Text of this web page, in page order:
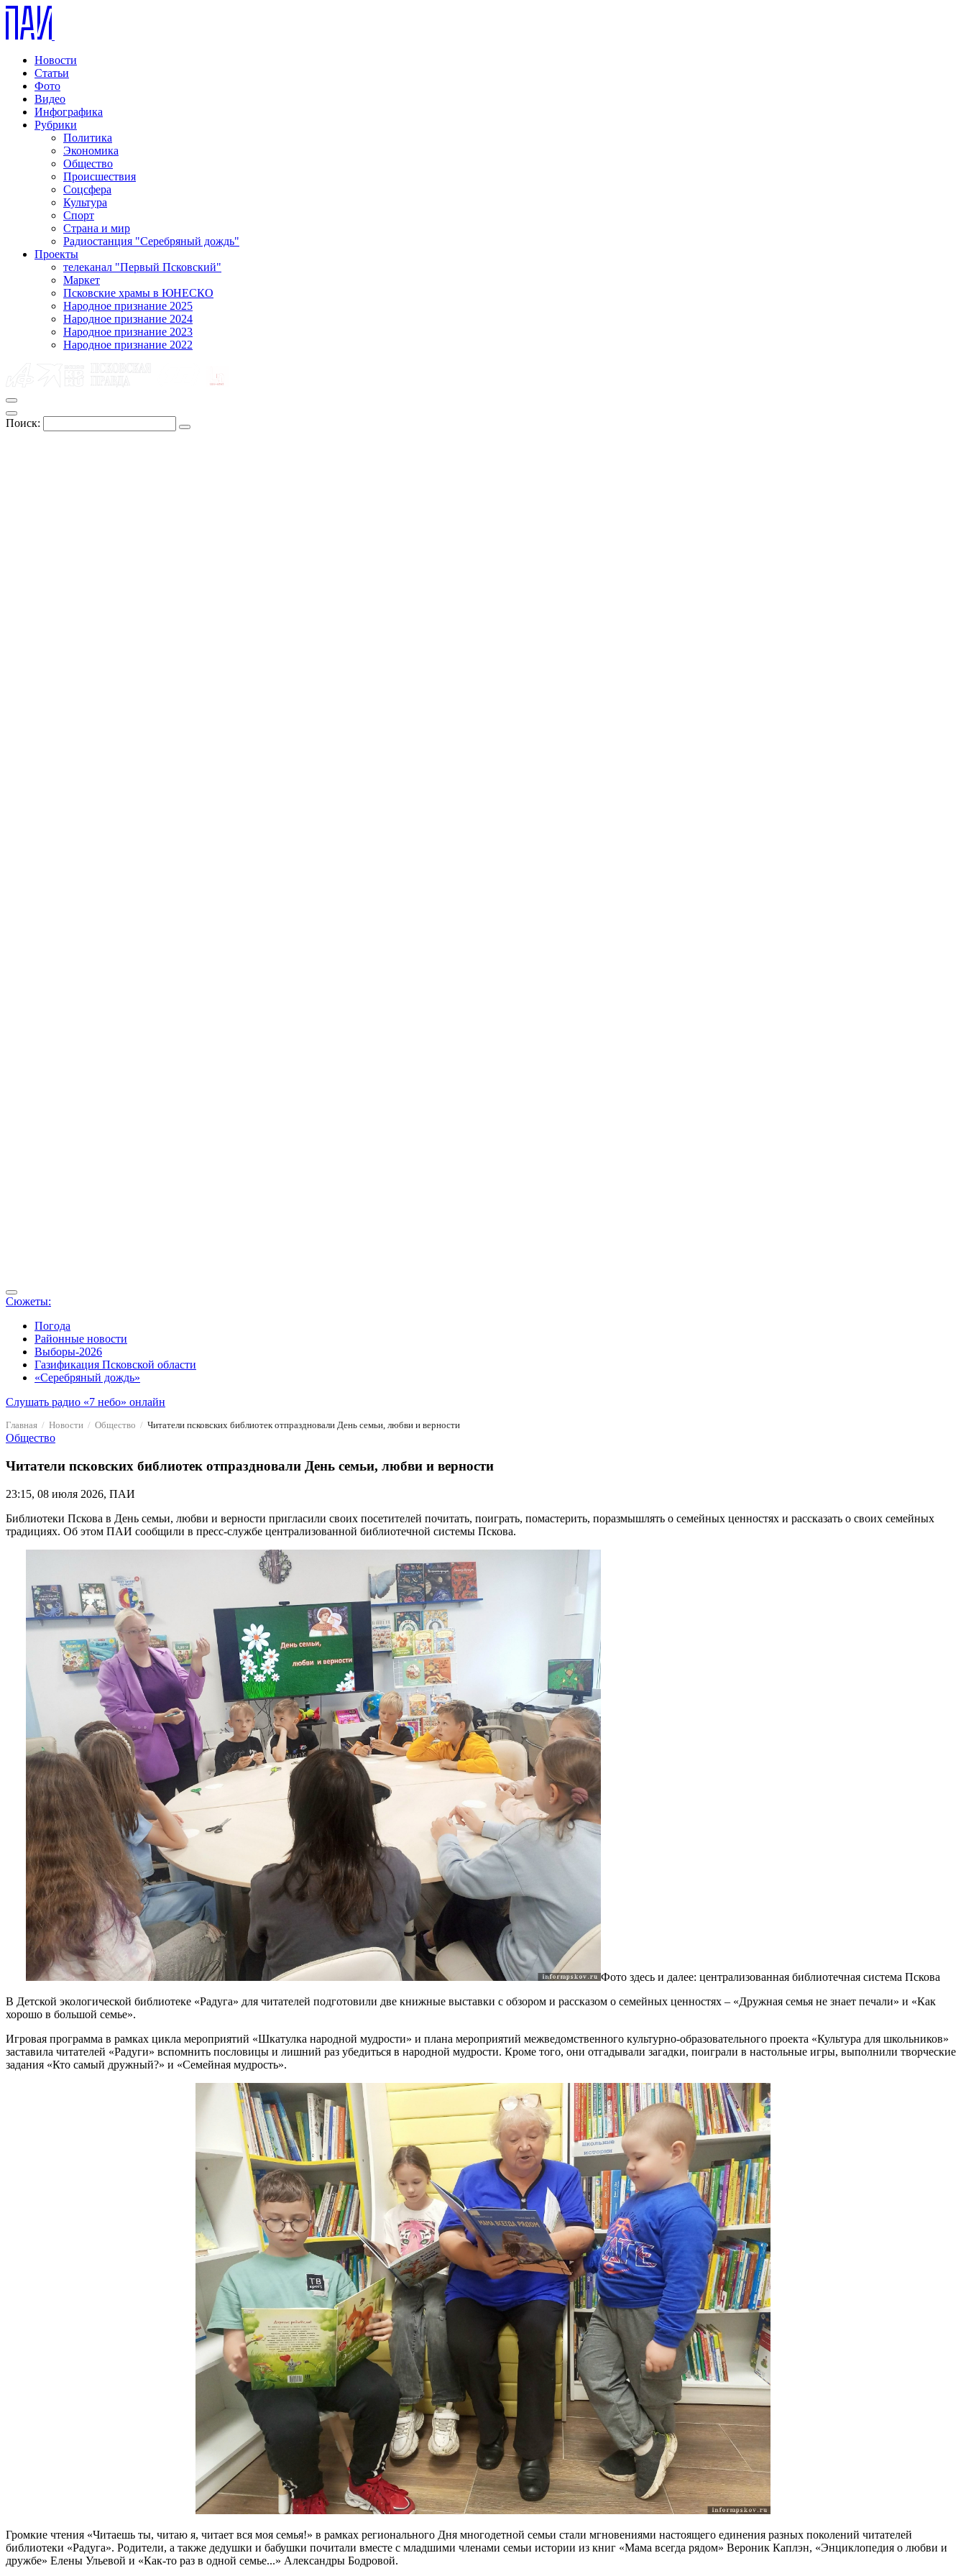
Новости
Статьи
Фото
Видео
Инфографика
Рубрики
Политика
Экономика
Общество
Происшествия
Соцсфера
Культура
Спорт
Страна и мир
Радиостанция "Серебряный дождь"
Проекты
телеканал "Первый Псковский"
Маркет
Псковские храмы в ЮНЕСКО
Народное признание 2025
Народное признание 2024
Народное признание 2023
Народное признание 2022
Поиск:
Сюжеты:
Погода
Районные новости
Выборы-2026
Газификация Псковской области
«Серебряный дождь»
Слушать радио «7 небо» онлайн
Главная Новости Общество Читатели псковских библиотек отпраздновали День семьи, любви и верности
Общество
Читатели псковских библиотек отпраздновали День семьи, любви и верности
23:15, 08 июля 2026, ПАИ
Библиотеки Пскова в День семьи, любви и верности пригласили своих посетителей почитать, поиграть, помастерить, поразмышлять о семейных ценностях и рассказать о своих семейных
традициях. Об этом ПАИ сообщили в пресс-службе централизованной библиотечной системы Пскова.
Фото здесь и далее: централизованная библиотечная система Пскова
В Детской экологической библиотеке «Радуга» для читателей подготовили две книжные выставки с обзором и рассказом о семейных ценностях – «Дружная семья не знает печали» и «Как
хорошо в большой семье».
Игровая программа в рамках цикла мероприятий «Шкатулка народной мудрости» и плана мероприятий межведомственного культурно-образовательного проекта «Культура для школьников»
заставила читателей «Радуги» вспомнить пословицы и лишний раз убедиться в народной мудрости. Кроме того, они отгадывали загадки, поиграли в настольные игры, выполнили творческие
задания «Кто самый дружный?» и «Семейная мудрость».
Громкие чтения «Читаешь ты, читаю я, читает вся моя семья!» в рамках регионального Дня многодетной семьи стали мгновениями настоящего единения разных поколений читателей
библиотеки «Радуга». Родители, а также дедушки и бабушки почитали вместе с младшими членами семьи истории из книг «Мама всегда рядом» Вероник Каплэн, «Энциклопедия о любви и
дружбе» Елены Ульевой и «Как-то раз в одной семье...» Александры Бодровой.